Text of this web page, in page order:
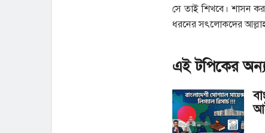
সে তাই শিখবে। শাসন
ধরনের সৎলোকদের
এই টপিকের